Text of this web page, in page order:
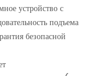
устройство с
подъема
безопасной